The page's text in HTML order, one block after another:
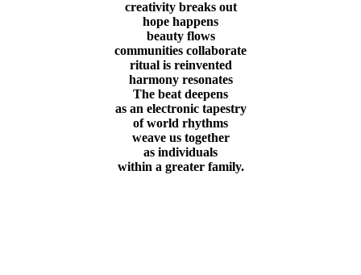
creativity breaks out
hope happens
beauty flows
communities collaborate
ritual is reinvented
harmony resonates
The beat deepens
as an electronic tapestry
of world rhythms
weave us together
as individuals
within a greater family.